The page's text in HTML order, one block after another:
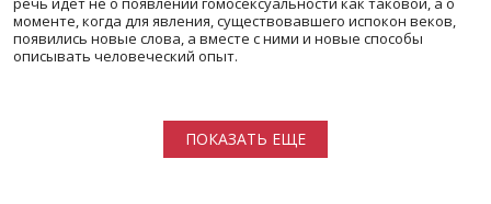
моменте, когда для явления, существовавшего испокон веков,
появились новые слова, а вместе с ними и новые способы
описывать человеческий опыт.
ПОКАЗАТЬ ЕЩЕ